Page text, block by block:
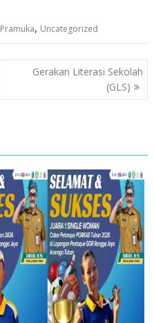
Pramuka, Uncategorized
Gerakan Literasi Sekolah
(GLS)